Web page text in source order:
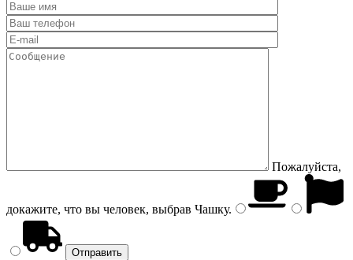
Пожалуйста,
докажите, что вы человек, выбрав Чашку.